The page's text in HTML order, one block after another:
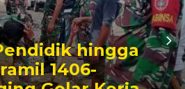
2026,